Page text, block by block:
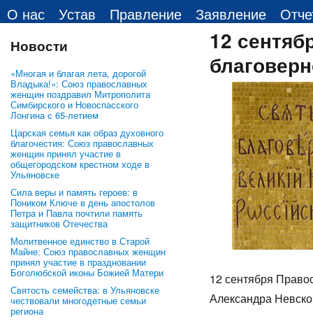
О нас Устав Правление Заявление
Новости
«Многая и благая лета, дорогой
Владыка!»: Союз православных
женщин поздравил Митрополита
Симбирского и Новоспасского
Лонгина с 65-летием
Царская семья как образ духовного
благочестия: Союз православных
женщин принял участие в
общегородском крестном ходе в
Ульяновске
Сила веры и память героев: в
Поником Ключе в день апостолов
Петра и Павла почтили память
защитников Отечества
Молитвенное единство в Старой
Майне: Союз православных женщин
принял участие в праздновании
Боголюбской иконы Божией Матери
Святость семейства: в Ульяновске
чествовали многодетные семьи
региона
12
12 сентября
Александра